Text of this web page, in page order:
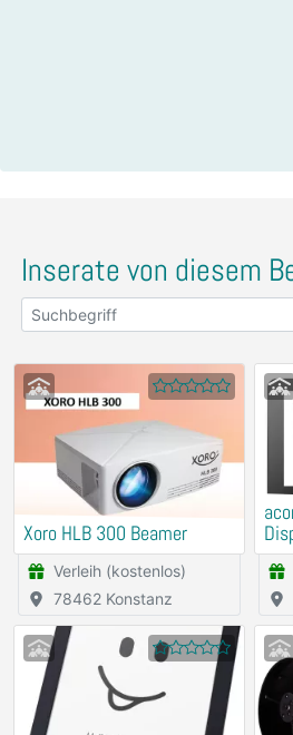
Inserate von diesem
Xoro HLB 300 Beamer
Verleih (kostenlos)
78462 Konstanz